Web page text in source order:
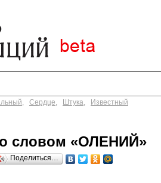
, Сердце, Штука, Известный
словом «ОЛЕНИЙ»
Поделиться…